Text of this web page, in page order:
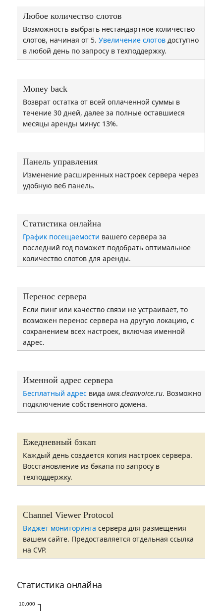
Любое количество слотов
Возможность выбрать нестандартное количество
слотов, начиная от 5. Увеличение слотовдоступно
в любой день по запросу в техподдержку.
Money back
Возврат остатка от всей оплаченной суммы в
течение 30 дней, далее за полные оставшиеся
месяцы аренды минус 13%.
Панель управления
Изменение расширенных настроек сервера через
удобную веб панель.
Статистика онлайна
График посещаемости вашего сервера за
последний год поможет подобрать оптимальное
количество слотов для аренды.
Перенос сервера
Если пинг или качество связи не устраивает, то
возможен перенос сервера на другую локацию, с
сохранением всех настроек, включая именной
адрес.
Именной адрес сервера
Бесплатный адресвида имя.cleanvoice.ru. Возможно
подключение собственного домена.
Ежедневный бэкап
Каждый день создается копия настроек сервера.
Восстановление из бэкапа по запросу в
техподдержку.
Channel Viewer Protocol
Виджет мониторинга сервера для размещения
вашем сайте. Предоставляется отдельная ссылка
на CVP.
Статистика онлайна